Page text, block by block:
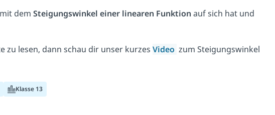
dem Steigungswinkel einer linearen Funktion auf sich hat und
zu lesen, dann schau dir unser kurzes Video zum Steigungswinkel
Klasse 13